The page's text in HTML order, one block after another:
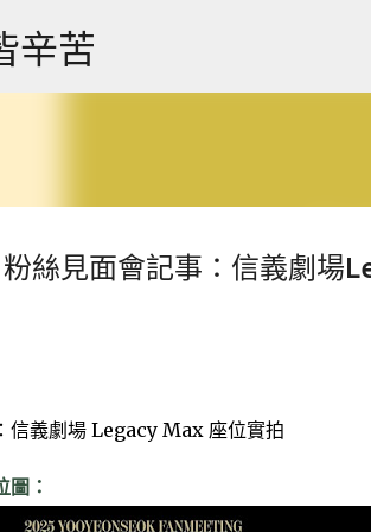
辛苦
絲見面會記事：信義劇場
信義劇場 Legacy Max 座位實拍
圖：